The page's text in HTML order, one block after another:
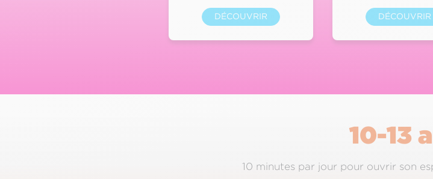
DÉCOUVRIR DÉCOUVRIR
10-13
10 minutes par jour pour ouvrir son